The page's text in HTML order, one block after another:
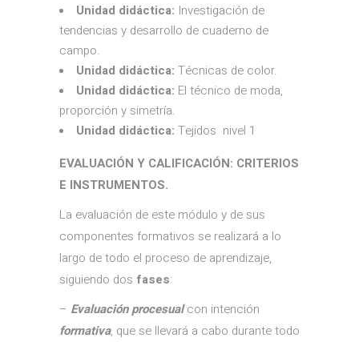
Unidad didáctica: Investigación de
tendencias y desarrollo de cuaderno de
campo.
Unidad didáctica: Técnicas de color.
Unidad didáctica: El técnico de moda,
proporción y simetría.
Unidad didáctica: Tejidos nivel 1
EVALUACIÓN Y CALIFICACIÓN: CRITERIOS
E INSTRUMENTOS.
La evaluación de este módulo y de sus
componentes formativos se realizará a lo
largo de todo el proceso de aprendizaje,
siguiendo dos fases:
– Evaluación procesualcon intención
formativa, que se llevará a cabo durante todo